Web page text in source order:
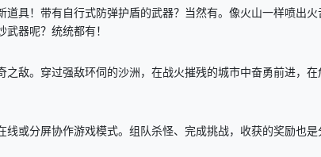
具！带有自行式防弹护盾的武器？当然有。像火山一样喷出火
器呢？统统都有！
敌。穿过强敌环伺的沙洲，在战火摧残的城市中奋勇前进，在
或分屏协作游戏模式。组队杀怪、完成挑战，收获的奖励也是